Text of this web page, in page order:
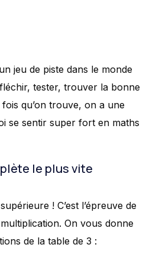
jeu de piste dans le monde
tester, trouver la bonne
qu’on trouve, on a une
se sentir super fort en maths
le plus vite
! C’est l’épreuve de
On vous donne
de la table de 3 :